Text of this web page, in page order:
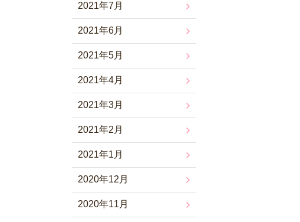
2021年7月
2021年6月
2021年5月
2021年4月
2021年3月
2021年2月
2021年1月
2020年12月
2020年11月